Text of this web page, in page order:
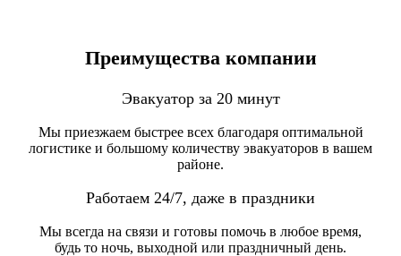
Преимущества компании
Эвакуатор за 20 минут
Мы приезжаем быстрее всех благодаря оптимальной
логистике и большому количеству эвакуаторов в вашем
районе.
Работаем 24/7, даже в праздники
Мы всегда на связи и готовы помочь в любое время,
будь то ночь, выходной или праздничный день.